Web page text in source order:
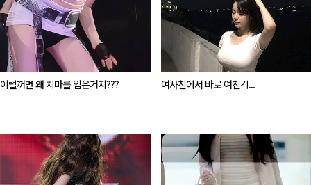
이럴꺼면 왜 치마를 입은거지??? 여사친에서 바로 여친각...